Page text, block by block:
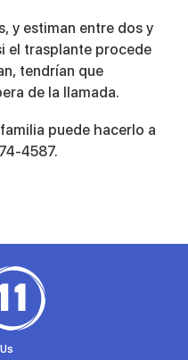
y estiman entre dos y
el trasplante procede
tendrían que
de la llamada.
puede hacerlo a
4587.